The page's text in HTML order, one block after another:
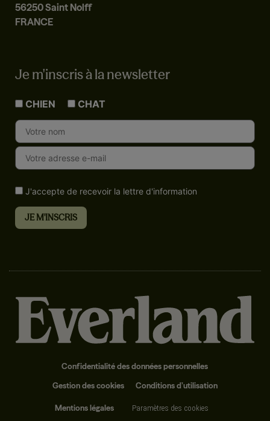
56250 Saint Nolff
FRANCE
Je m'inscris à la newsletter
CHIEN CHAT
J'accepte de recevoir la lettre d'information
Confidentialité des données personnelles
Gestion des cookies
Conditions d’utilisation
Mentions légales Paramètres des cookies